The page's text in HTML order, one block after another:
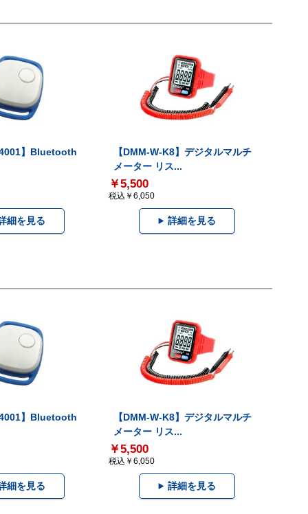
】Bluetooth
細を見る
【DMM-W-K8】デジタルマルチ
メーター リス...
￥5,500
税込￥6,050
詳細を見る
】Bluetooth
細を見る
【DMM-W-K8】デジタルマルチ
メーター リス...
￥5,500
税込￥6,050
詳細を見る